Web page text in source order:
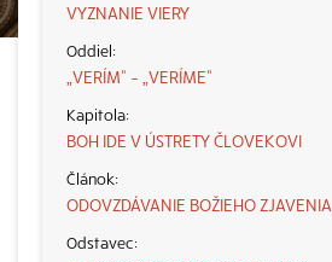
VYZNANIE VIERY
„VERÍM“ – „VERÍME“
BOH IDE V ÚSTRETY ČLOVEKOVI
ODOVZDÁVANIE BOŽIEHO ZJAVENIA